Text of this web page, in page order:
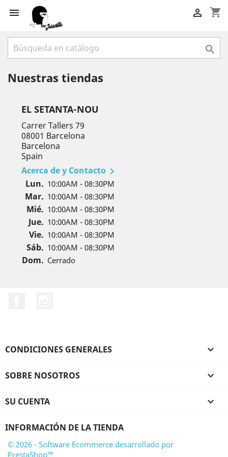
 shopping_cart


Nuestras tiendas
EL SETANTA-NOU
Carrer Tallers 79
08001 Barcelona
Barcelona
Spain
Acerca de y Contacto 
Lun. 10:00AM - 08:30PM
Mar. 10:00AM - 08:30PM
Mié. 10:00AM - 08:30PM
Jue. 10:00AM - 08:30PM
Vie. 10:00AM - 08:30PM
Sáb. 10:00AM - 08:30PM
Dom. Cerrado
CONDICIONES GENERALES 
SOBRE NOSOTROS 
SU CUENTA 
INFORMACIÓN DE LA TIENDA
© 2026 - Software Ecommerce desarrollado por
PrestaShop™